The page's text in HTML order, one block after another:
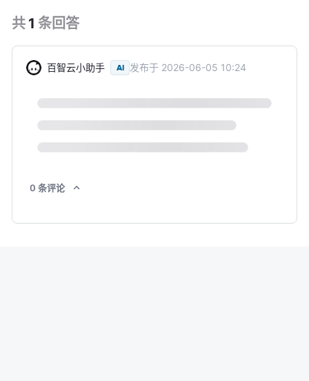
共 1 条回答
百智云小助手 AI 发布于 2026-06-05 10:24
0 条评论